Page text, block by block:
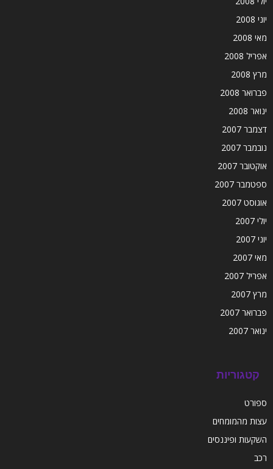
יוני 2008
מאי 2008
אפריל 2008
מרץ 2008
פברואר 2008
ינואר 2008
דצמבר 2007
נובמבר 2007
אוקטובר 2007
ספטמבר 2007
אוגוסט 2007
יולי 2007
יוני 2007
מאי 2007
אפריל 2007
מרץ 2007
פברואר 2007
ינואר 2007
קטגוריות
ספורט
עצות מהמומחים
השקעות ופיננסים
רכב